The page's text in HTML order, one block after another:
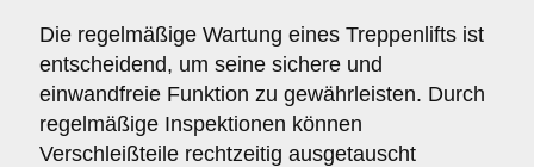
Die regelmäßige Wartung eines Treppenlifts ist
entscheidend, um seine sichere und
einwandfreie Funktion zu gewährleisten. Durch
regelmäßige Inspektionen können
Verschleißteile rechtzeitig ausgetauscht